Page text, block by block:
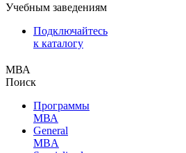
Учебным заведениям
Подключайтесь
к каталогу
МВА
Поиск
Программы
МВА
General
MBA